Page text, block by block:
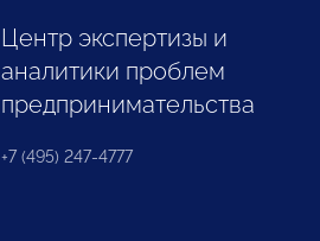
Центр экспертизы и
аналитики проблем
предпринимательства
+7 (495) 247-4777